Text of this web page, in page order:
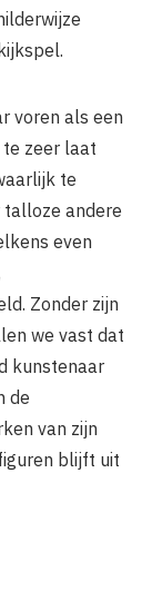
voren als een
zeer laat
te
talloze andere
even
Zonder zijn
we vast dat
kunstenaar
de
van zijn
blijft uit